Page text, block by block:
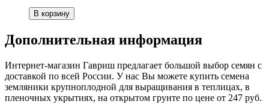
Дополнительная информация
Интернет-магазин Гавриш предлагает большой выбор семян с
доставкой по всей России. У нас Вы можете купить семена
земляники крупноплодной для выращивания в теплицах, в
пленочных укрытиях, на открытом грунте по цене от 247 руб.